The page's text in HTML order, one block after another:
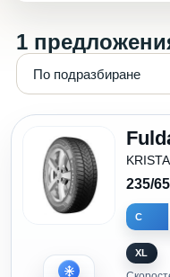
1
235/
C
XL